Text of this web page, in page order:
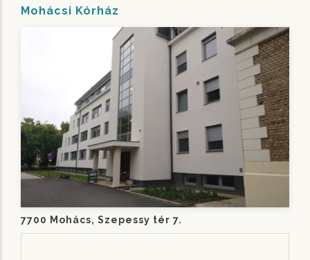
Mohácsi Kórház
7700 Mohács, Szepessy tér 7.